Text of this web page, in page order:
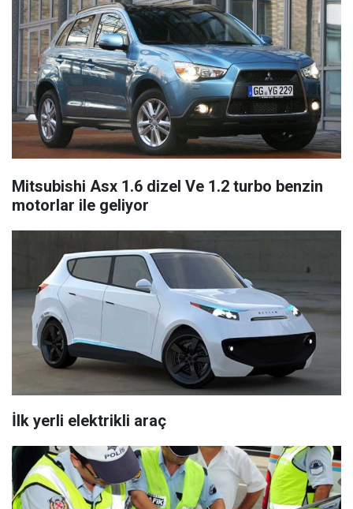
Mitsubishi Asx 1.6 dizel Ve 1.2 turbo benzin
motorlar ile geliyor
İlk yerli elektrikli araç